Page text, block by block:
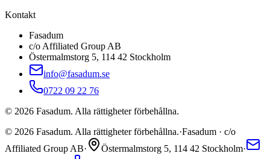
Kontakt
Fasadum
c/o Affiliated Group AB
Östermalmstorg 5, 114 42 Stockholm
info@fasadum.se
0722 09 22 76
© 2026 Fasadum. Alla rättigheter förbehållna.
© 2026 Fasadum. Alla rättigheter förbehållna.·Fasadum · c/o
Affiliated Group AB· Östermalmstorg 5, 114 42 Stockholm·